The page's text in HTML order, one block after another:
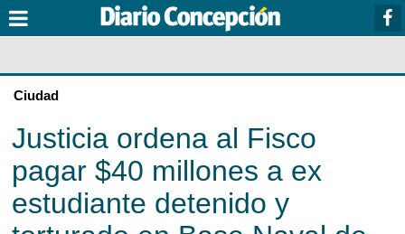
Ciudad
Justicia ordena al Fisco
pagar $40 millones a ex
estudiante detenido y